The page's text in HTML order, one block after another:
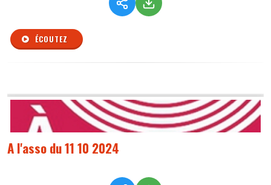
ÉCOUTEZ
A l'asso du 11 10 2024